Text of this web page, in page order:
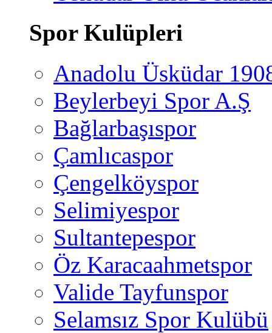
Spor Kulüpleri
Anadolu Üsküdar
Beylerbeyi Spor A.Ş
Bağlarbaşıspor
Çamlıcaspor
Çengelköyspor
Selimiyespor
Sultantepespor
Öz Karacaahmetspor
Valide Tayfunspor
Selamsız Spor Kulübü